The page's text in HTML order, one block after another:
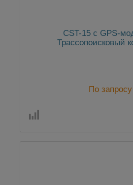
CST-15 c GPS-
Трассопоисковый
По запросу